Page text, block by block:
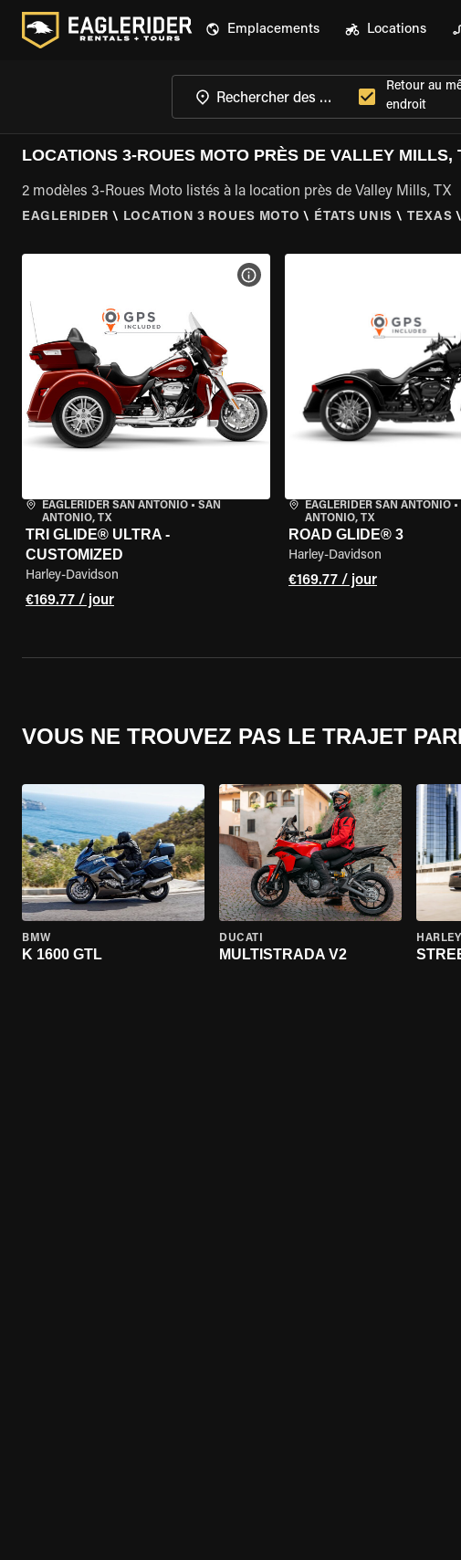
Emplacements Locations
Retour au
endroit
LOCATIONS 3-ROUES MOTO PRÈS DE VALLEY MILLS,
2 modèles 3-Roues Moto listés à la location près de Valley Mills, TX
EAGLERIDER \ LOCATION 3 ROUES MOTO \ ÉTATS UNIS \ TEXAS \
EAGLERIDER SAN ANTONIO • SAN
ANTONIO, TX
TRI GLIDE® ULTRA -
CUSTOMIZED
Harley-Davidson
€169.77 / jour
VOIR LES SPÉCIFICATIONS DE LA
EAGLERIDER SAN ANTONIO•
ANTONIO, TX
ROAD GLIDE® 3
Harley-Davidson
€169.77 / jour
VOUS NE TROUVEZ PAS LE TRAJET
BMW
K 1600 GTL
DUCATI
MULTISTRADA V2